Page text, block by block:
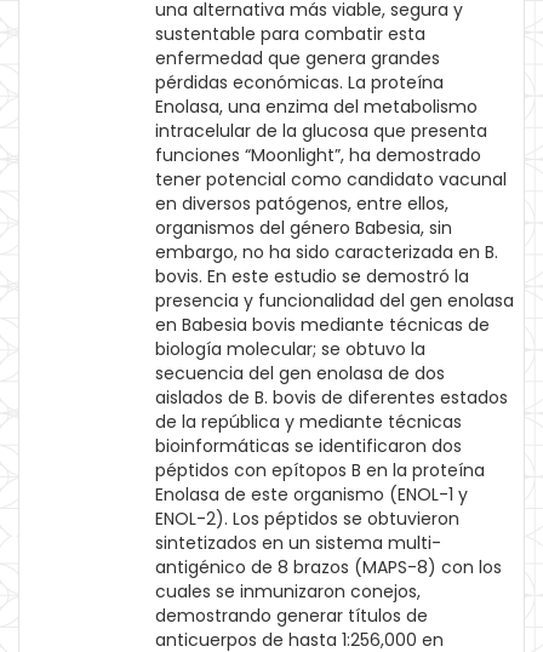
una alternativa más viable, segura y
sustentable para combatir esta
enfermedad que genera grandes
pérdidas económicas. La proteína
Enolasa, una enzima del metabolismo
intracelular de la glucosa que presenta
funciones “Moonlight”, ha demostrado
tener potencial como candidato vacunal
en diversos patógenos, entre ellos,
organismos del género Babesia, sin
embargo, no ha sido caracterizada en B.
bovis. En este estudio se demostró la
presencia y funcionalidad del gen enolasa
en Babesia bovis mediante técnicas de
biología molecular; se obtuvo la
secuencia del gen enolasa de dos
aislados de B. bovis de diferentes estados
de la república y mediante técnicas
bioinformáticas se identificaron dos
péptidos con epítopos B en la proteína
Enolasa de este organismo (ENOL-1 y
ENOL-2). Los péptidos se obtuvieron
sintetizados en un sistema multi-
antigénico de 8 brazos (MAPS-8) con los
cuales se inmunizaron conejos,
demostrando generar títulos de
anticuerpos de hasta 1:256,000 en